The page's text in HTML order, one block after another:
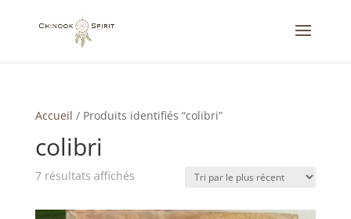
Accueil / Produits identifiés “colibri”
colibri
7 résultats affichésTrié
plus